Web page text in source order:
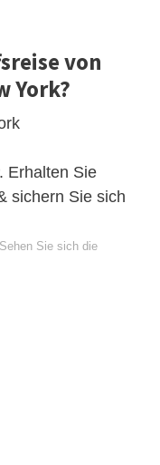
von
York?
Erhalten Sie
sichern Sie sich
Sehen Sie sich die